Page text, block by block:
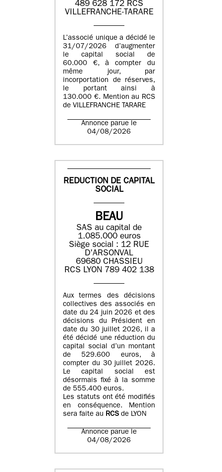
489 628 172 RCS
VILLEFRANCHE-TARARE
L’associé unique a décidé le
31/07/2026 d’augmenter
le capital social de
60.000 €, à compter du
même jour, par
incorportation de réserves,
le portant ainsi à
130.000 €. Mention au RCS
de VILLEFRANCHE TARARE
Annonce parue le
04/08/2026
REDUCTION DE CAPITAL
SOCIAL
BEAU
SAS au capital de
1.085.000 euros
Siège social : 12 RUE
D'ARSONVAL
69680 CHASSIEU
RCS LYON 789 402 138
Aux termes des décisions
collectives des associés en
date du 24 juin 2026 et des
décisions du Président en
date du 30 juillet 2026, il a
été décidé une réduction du
capital social d’un montant
de 529.600 euros, à
compter du 30 juillet 2026.
Le capital social est
désormais fixé à la somme
de 555.400 euros.
Les statuts ont été modifiés
en conséquence. Mention
sera faite au RCS de LYON
Annonce parue le
04/08/2026